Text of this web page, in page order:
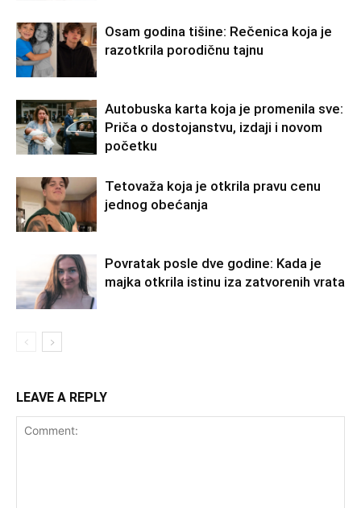
Osam godina tišine: Rečenica koja je
razotkrila porodičnu tajnu
Autobuska karta koja je promenila sve:
Priča o dostojanstvu, izdaji i novom
početku
Tetovaža koja je otkrila pravu cenu
jednog obećanja
Povratak posle dve godine: Kada je
majka otkrila istinu iza zatvorenih vrata
LEAVE A REPLY